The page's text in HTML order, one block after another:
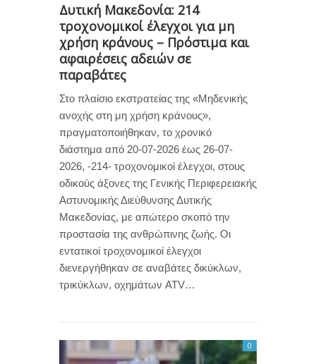
Δυτική Μακεδονία: 214
τροχονομικοί έλεγχοι για μη
χρήση κράνους – Πρόστιμα και
αφαιρέσεις αδειών σε
παραβάτες
Στο πλαίσιο εκστρατείας της «Μηδενικής
ανοχής στη μη χρήση κράνους»,
πραγματοποιήθηκαν, το χρονικό
διάστημα από 20-07-2026 έως 26-07-
2026, -214- τροχονομικοί έλεγχοι, στους
οδικούς άξονες της Γενικής Περιφερειακής
Αστυνομικής Διεύθυνσης Δυτικής
Μακεδονίας, με απώτερο σκοπό την
προστασία της ανθρώπινης ζωής. Οι
εντατικοί τροχονομικοί έλεγχοι
διενεργήθηκαν σε αναβάτες δικύκλων,
τρικύκλων, οχημάτων ATV…
0